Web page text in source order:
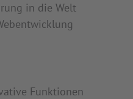
in die Welt
Funktionen